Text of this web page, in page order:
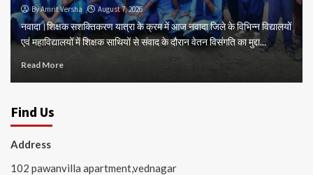
By Amrit Versha August 7, 2026
नवादा।शिक्षक सशक्तिकरण यात्रा के क्रम में आज नवादा जिले के विभिन्न विद्यालयों
एवं महाविद्यालयों में शिक्षक साथियों से संवाद के दौरान वेतन विसंगति का मुद्दा...
Read More
Find Us
Address
102 pawanvilla apartment,vednagar